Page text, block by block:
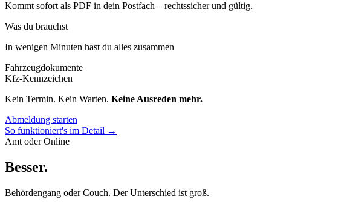
Kommt sofort als PDF in dein Postfach – rechtssicher und gültig.
Was du brauchst
In wenigen Minuten hast du alles zusammen
Fahrzeugdokumente
Kfz-Kennzeichen
Kein Termin. Kein Warten. Keine Ausreden mehr.
Abmeldung starten
So funktioniert's im Detail →
Amt oder Online
Besser.
Behördengang oder Couch. Der Unterschied ist groß.